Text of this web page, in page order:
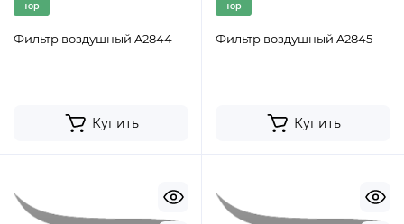
Top
Фильтр воздушный A2844
Купить
Top
Фильтр воздушный A2845
Купить